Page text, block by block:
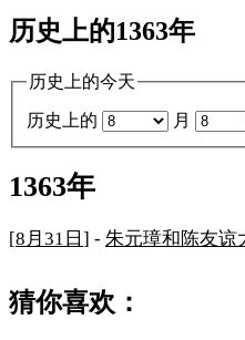
历史上的1363年
历史上的今天
历史上的 月
1363年
[8月31日 ] - 朱元璋和陈友谅
猜你喜欢：